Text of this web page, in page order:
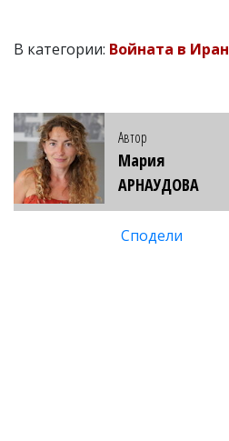
В категории: Войната в Иран
Автор
Мария
АРНАУДОВА
Сподели